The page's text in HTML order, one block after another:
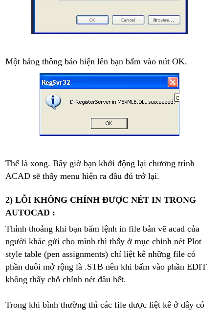
Một bảng thông báo hiện lên bạn bấm vào nút OK.
Thế là xong. Bây giờ bạn khởi động lại chương trình
ACAD sẽ thấy menu hiện ra đầu đủ trở lại.
2) LỖI KHÔNG CHỈNH ĐƯỢC NÉT IN TRONG
AUTOCAD :
Thỉnh thoảng khi bạn bấm lệnh in file bản vẽ acad của
người khác gửi cho mình thì thấy ở mục chỉnh nét Plot
style table (pen assignments) chỉ liệt kê những file có
phần đuôi mở rộng là .STB nên khi bấm vào phần EDIT
không thấy chỗ chỉnh nét đâu hết.
Trong khi bình thường thì các file được liệt kê ở đây có